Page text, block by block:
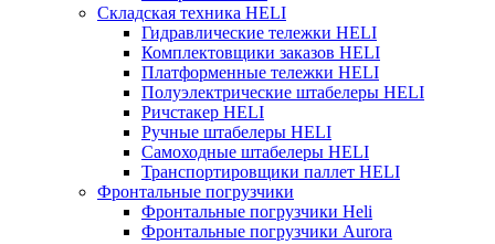
Складская техника HELI
Гидравлические тележки HELI
Комплектовщики заказов HELI
Платформенные тележки HELI
Полуэлектрические штабелеры HELI
Ричстакер HELI
Ручные штабелеры HELI
Самоходные штабелеры HELI
Транспортировщики паллет HELI
Фронтальные погрузчики
Фронтальные погрузчики Heli
Фронтальные погрузчики Aurora